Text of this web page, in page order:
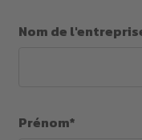
Nom de
Prénom*